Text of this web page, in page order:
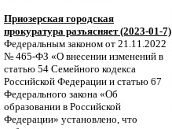
Приозерская городская
прокуратура разъясняет (2023-01-7)
Федеральным законом от 21.11.2022
№ 465-ФЗ «О внесении изменений в
статью 54 Семейного кодекса
Российской Федерации и статью 67
Федерального закона «Об
образовании в Российской
Федерации» установлено, что